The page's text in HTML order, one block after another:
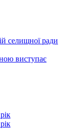
селищної ради
виступає